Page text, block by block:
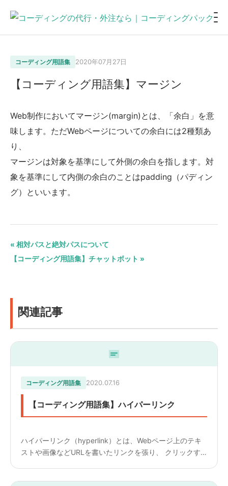
コーディング用語集 2020年07月27日
【コーディング用語集】マージン
Web制作においてマージン(margin)とは、「余白」を意
味します。ただWebページについての余白には2種類あ
り、
マージンは対象を基準にして外側の余白を指します。対
象を基準にして内側の余白のことはpadding（パディン
グ）といいます。
« 相対パスと絶対パスについて
【コーディング用語集】チャットボット »
関連記事
コーディング用語集 2020.07.16
【コーディング用語集】ハイパーリンク
ハイパーリンク（hyperlink）とは、Webページ上のテキ
ストや画像などURLを書いたリンクを張り、 クリックす